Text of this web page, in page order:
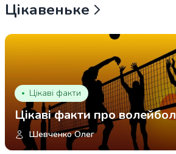
Цікавеньке
Цікаві факти
Цікаві факти про волейбол
Шевченко Олег